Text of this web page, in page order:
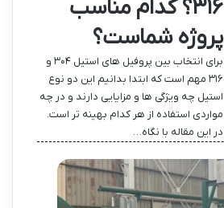
۳۱۶؟ کدام مناسب
پروژه شماست؟
برای انتخاب بین پروفیل های استیل ۳۰۴ و
۳۱۶ مهم است که ابتدا بدانیم این دو نوع
استیل چه ویژگی ها و مزایایی دارند و در چه
مواردی استفاده از هر کدام بهینه تر است.
در این مقاله با نگاه…